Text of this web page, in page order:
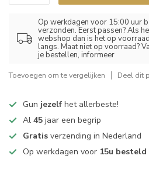
Op werkdagen voor 15:00 uur
verzonden. Eerst passen? Als
webshop dan is het op
langs. Maat niet op voorraad?
je bestellen, informeer
Toevoegen om te vergelijken Deel dit
Gun jezelf het allerbeste!
Al 45 jaar een begrip
Gratis verzending in Nederland
Op werkdagen voor 15u besteld